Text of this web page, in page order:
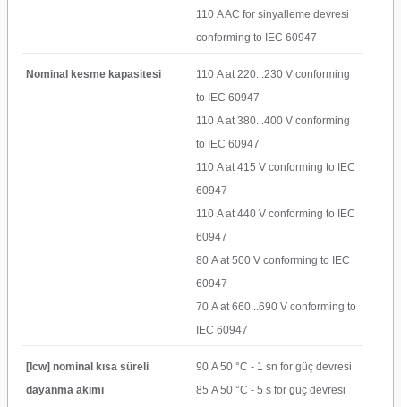
110 A AC for sinyalleme devresi
conforming to IEC 60947
Nominal kesme kapasitesi
110 A at 220...230 V conforming
to IEC 60947
110 A at 380...400 V conforming
to IEC 60947
110 A at 415 V conforming to IEC
60947
110 A at 440 V conforming to IEC
60947
80 A at 500 V conforming to IEC
60947
70 A at 660...690 V conforming to
IEC 60947
[Icw] nominal kısa süreli
dayanma akımı
90 A 50 °C - 1 sn for güç devresi
85 A 50 °C - 5 s for güç devresi